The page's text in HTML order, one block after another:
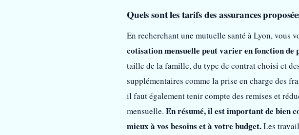
Quels sont les tarifs des assurances
En recherchant une mutuelle santé à Lyon, vous
cotisation mensuelle peut varier en fonction de
taille de la famille, du type de contrat choisi et
supplémentaires comme la prise en charge des
il faut également tenir compte des remises et
mensuelle. En résumé, il est important de bien
mieux à vos besoins et à votre budget.Les